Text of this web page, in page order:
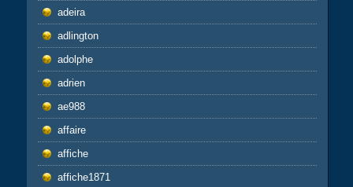
adeira
adlington
adolphe
adrien
ae988
affaire
affiche
affiche1871